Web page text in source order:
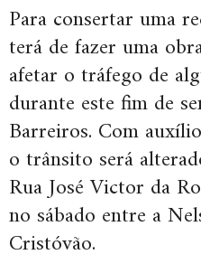
Para consertar uma
terá de fazer uma
afetar o tráfego de
durante este fim de
Barreiros. Com
o trânsito será
Rua José Victor da
no sábado entre a
Cristóvão.